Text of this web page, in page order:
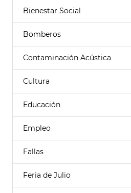
Bienestar Social
Bomberos
Contaminación Acústica
Cultura
Educación
Empleo
Fallas
Feria de Julio